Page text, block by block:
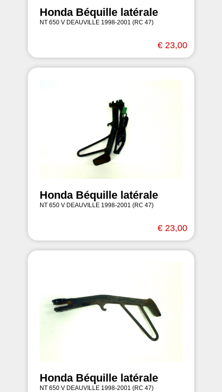
Honda Béquille latérale
NT 650 V DEAUVILLE 1998-2001 (RC 47)
€ 23,00
Honda Béquille latérale
NT 650 V DEAUVILLE 1998-2001 (RC 47)
€ 23,00
Honda Béquille latérale
NT 650 V DEAUVILLE 1998-2001 (RC 47)